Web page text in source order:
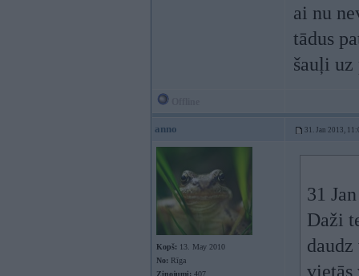
ai nu
tādus
šauļi uz
anno 31. Jan 2013,
Kopš: 13. May 2010
No: Rīga
Ziņojumi: 407
31
Daži
vietās